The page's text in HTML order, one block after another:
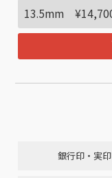
銀行印・実印